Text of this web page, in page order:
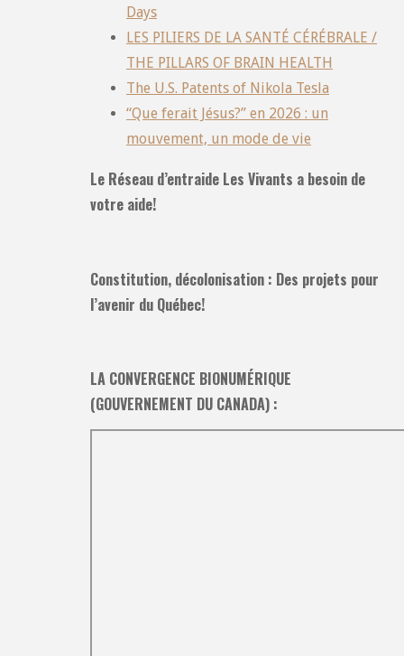
Days
LES PILIERS DE LA SANTÉ CÉRÉBRALE /
THE PILLARS OF BRAIN HEALTH
The U.S. Patents of Nikola Tesla
“Que ferait Jésus?” en 2026 : un
mouvement, un mode de vie
Le Réseau d’entraide Les Vivants a besoin de
votre aide!
Constitution, décolonisation : Des projets pour
l’avenir du Québec!
LA CONVERGENCE BIONUMÉRIQUE
(GOUVERNEMENT DU CANADA) :